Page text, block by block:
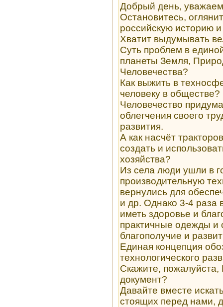
Добрый день,
Остановитесь,
российскую историю и
Хватит выдумывать
Суть проблем в
планеты Земля,
Человечества?
Как выжить в
человеку в обществе?
Человечество
облегчения своего
развития.
А как насчёт
создать и
хозяйства?
Из села люди ушли в
производительную
вернулись для
и др. Однако 3-4 раза
иметь здоровье и
практичные одежды и
благополучие и
Единая концепция
технологического
Скажите,
документ?
Давайте вместе
стоящих перед нами,